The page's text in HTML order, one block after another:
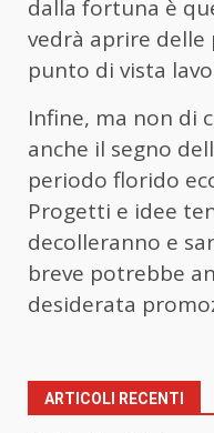
dalla fortuna è
vedrà aprire
punto di vista
Infine, ma non di
anche il segno
periodo florido
Progetti e idee
decolleranno e
breve potrebbe
desiderata
ARTICOLI RECENTI